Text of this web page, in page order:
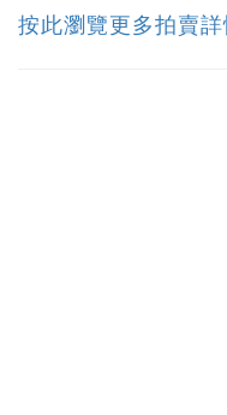
按此瀏覽更多拍賣